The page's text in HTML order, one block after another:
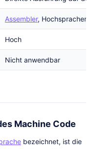
Assembler, Hochsprachen,
Hoch
Nicht anwendbar
Machine Code
bezeichnet, ist die